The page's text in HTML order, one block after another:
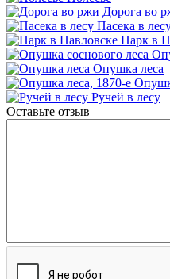
Дорога во
Пасека в
Парк в
Опушка леса
Ручей в лесу
Оставьте отзыв